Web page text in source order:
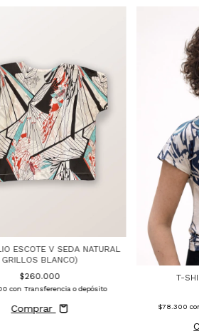
ESCOTE V SEDA NATURAL
GRILLOS BLANCO)
$260.000
con Transferencia o depósito
Comprar
T-
$78.300